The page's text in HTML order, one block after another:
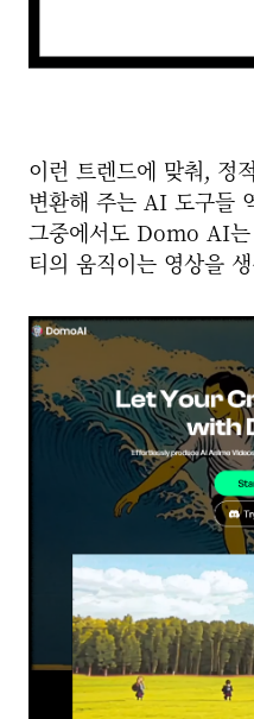
이런 트렌드에 맞춰, 정
변환해 주는 AI 도구들
그중에서도 Domo AI는
티의 움직이는 영상을